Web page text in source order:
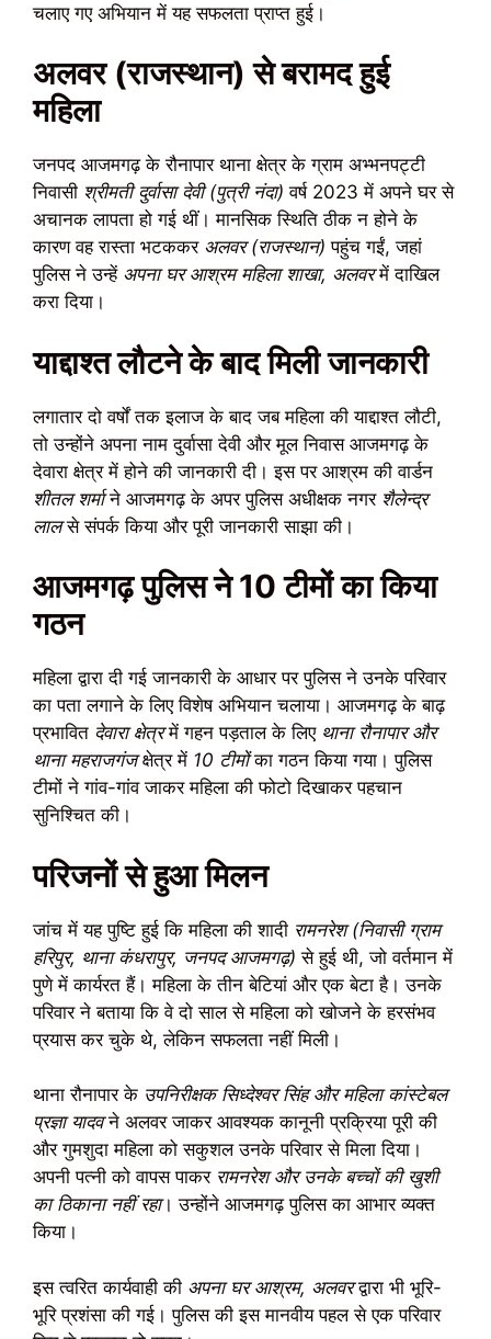
चलाए गए अभियान में यह सफलता प्राप्त हुई।
अलवर (राजस्थान) से बरामद हुई
महिला
जनपद आजमगढ़ के रौनापार थाना क्षेत्र के ग्राम अभ्भनपट्टी
निवासी श्रीमती दुर्वासा देवी (पुत्री नंदा) वर्ष 2023 में अपने घर से
अचानक लापता हो गई थीं। मानसिक स्थिति ठीक न होने के
कारण वह रास्ता भटककर अलवर (राजस्थान) पहुंच गईं, जहां
पुलिस ने उन्हें अपना घर आश्रम महिला शाखा, अलवरमें दाखिल
करा दिया।
याद्दाश्त लौटने के बाद मिली जानकारी
लगातार दो वर्षों तक इलाज के बाद जब महिला की याद्दाश्त लौटी,
तो उन्होंने अपना नाम दुर्वासा देवी और मूल निवास आजमगढ़ के
देवारा क्षेत्र में होने की जानकारी दी। इस पर आश्रम की वार्डन
शीतल शर्माने आजमगढ़ के अपर पुलिस अधीक्षक नगर शैलेन्द्र
लालसे संपर्क किया और पूरी जानकारी साझा की।
आजमगढ़ पुलिस ने 10 टीमों का किया
गठन
महिला द्वारा दी गई जानकारी के आधार पर पुलिस ने उनके परिवार
का पता लगाने के लिए विशेष अभियान चलाया। आजमगढ़ के बाढ़
प्रभावित देवारा क्षेत्रमें गहन पड़ताल के लिए थाना रौनापार और
थाना महराजगंजक्षेत्र में 10 टीमोंका गठन किया गया। पुलिस
टीमों ने गांव-गांव जाकर महिला की फोटो दिखाकर पहचान
सुनिश्चित की।
परिजनों से हुआ मिलन
जांच में यह पुष्टि हुई कि महिला की शादी रामनरेश (निवासी ग्राम
हरिपुर, थाना कंधरापुर, जनपद आजमगढ़) से हुई थी, जो वर्तमान में
पुणे में कार्यरत हैं। महिला के तीन बेटियां और एक बेटा है। उनके
परिवार ने बताया कि वे दो साल से महिला को खोजने के हरसंभव
प्रयास कर चुके थे, लेकिन सफलता नहीं मिली।
थाना रौनापार के उपनिरीक्षक सिध्देश्वर सिंह और महिला कांस्टेबल
प्रज्ञा यादवने अलवर जाकर आवश्यक कानूनी प्रक्रिया पूरी की
और गुमशुदा महिला को सकुशल उनके परिवार से मिला दिया।
अपनी पत्नी को वापस पाकर रामनरेश और उनके बच्चों की खुशी
का ठिकाना नहीं रहा। उन्होंने आजमगढ़ पुलिस का आभार व्यक्त
किया।
इस त्वरित कार्यवाही की अपना घर आश्रम, अलवरद्वारा भी भूरि-
भूरि प्रशंसा की गई। पुलिस की इस मानवीय पहल से एक परिवार